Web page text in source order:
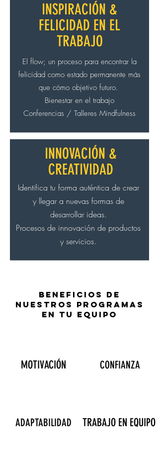
El flow; un proceso para encontrar la
felicidad como estado permanente más
que cómo objetivo futuro.
Bienestar en el trabajo
Conferencias / Talleres Mindfulness
INSPIRACIÓN &
FELICIDAD EN EL
TRABAJO
Identifica tu forma auténtica de crear
y llegar a nuevas formas de
desarrollar ideas.
Procesos de innovación de productos
y servicios.
INNOVACIÓN &
CREATIVIDAD
BENEFICIOS DE
NUESTROS PROGRAMAS
EN TU EQUIPO
MOTIVACIÓN CONFIANZA
TRABAJO EN EQUIPO
ADAPTABILIDAD